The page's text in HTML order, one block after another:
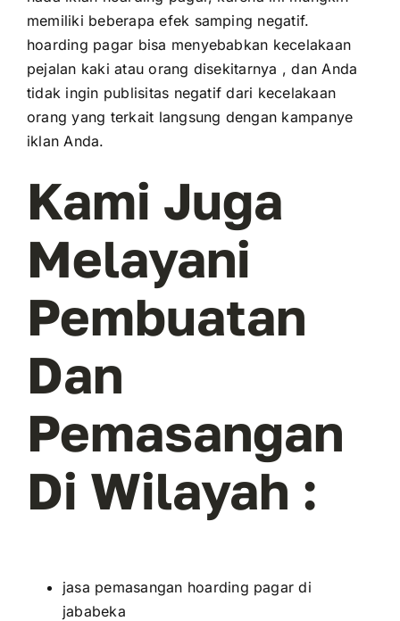
memiliki beberapa efek samping negatif.
hoarding pagar bisa menyebabkan kecelakaan
pejalan kaki atau orang disekitarnya , dan Anda
tidak ingin publisitas negatif dari kecelakaan
orang yang terkait langsung dengan kampanye
iklan Anda.
Kami Juga
Melayani
Pembuatan
Dan
Pemasangan
Di Wilayah :
jasa pemasangan hoarding pagar di
jababeka